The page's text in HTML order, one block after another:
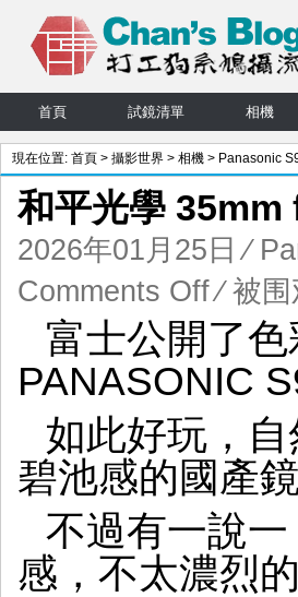
首頁 試鏡清單 相機
現在位置: 首頁 > 攝影世界 > 相機 > Panasonic
和平光學 35mm
2026年01月25日 ⁄
Comments Offon
和
平
光
富
士
LUTS
世
界
⁄ 被
富士公開了
PANASONIC
如此好玩，
碧池感的國產
不過有一說
感，不太濃烈的